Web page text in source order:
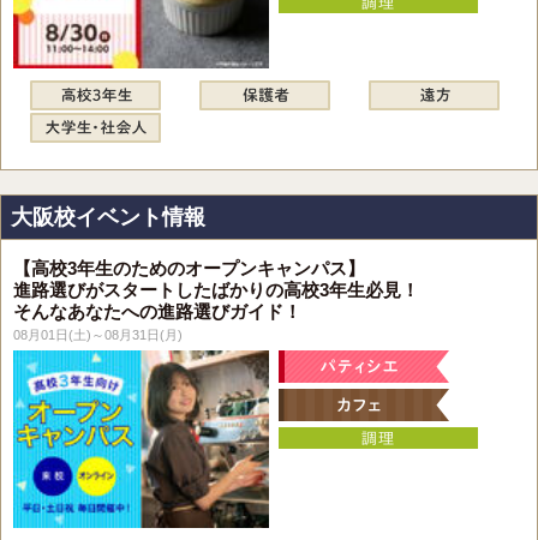
大阪校イベント情報
【高校3年生のためのオープンキャンパス】
進路選びがスタートしたばかりの高校3年生必見！
そんなあなたへの進路選びガイド！
08月01日(土)～08月31日(月)